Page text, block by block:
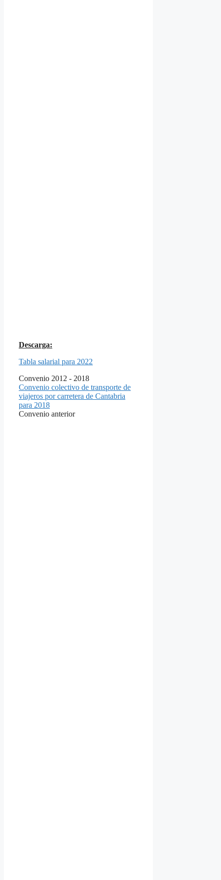
Descarga:
Tabla salarial para 2022
Convenio 2012 - 2018
Convenio colectivo de transporte de
viajeros por carretera de Cantabria
para 2018
Convenio anterior